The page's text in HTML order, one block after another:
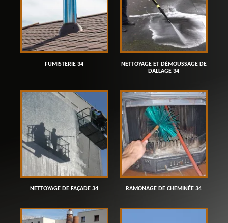
FUMISTERIE 34
NETTOYAGE ET DÉMOUSSAGE DE
DALLAGE 34
NETTOYAGE DE FAÇADE 34 RAMONAGE DE CHEMINÉE 34